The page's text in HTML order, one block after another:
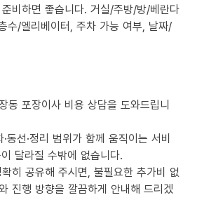
비하면 좋습니다. 거실/주방/방/베란다
수/엘리베이터, 주차 가능 여부, 날짜/
동 포장이사 비용 상담을 도와드립니
동선·정리 범위가 함께 움직이는 서비
달라질 수밖에 없습니다.
히 공유해 주시면, 불필요한 추가비 없
진행 방향을 깔끔하게 안내해 드리겠